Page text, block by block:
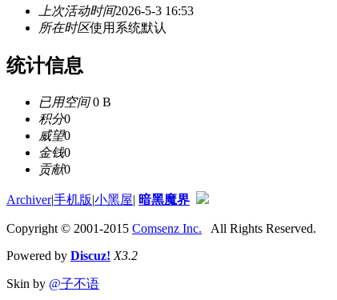
上次活动时间2026-5-3 16:53
所在时区使用系统默认
统计信息
已用空间0 B
积分0
威望0
金钱0
贡献0
Archiver|手机版|小黑屋| 暗黑魔界
Copyright © 2001-2015 Comsenz Inc. All Rights Reserved.
Powered by Discuz! X3.2
Skin by @子不语